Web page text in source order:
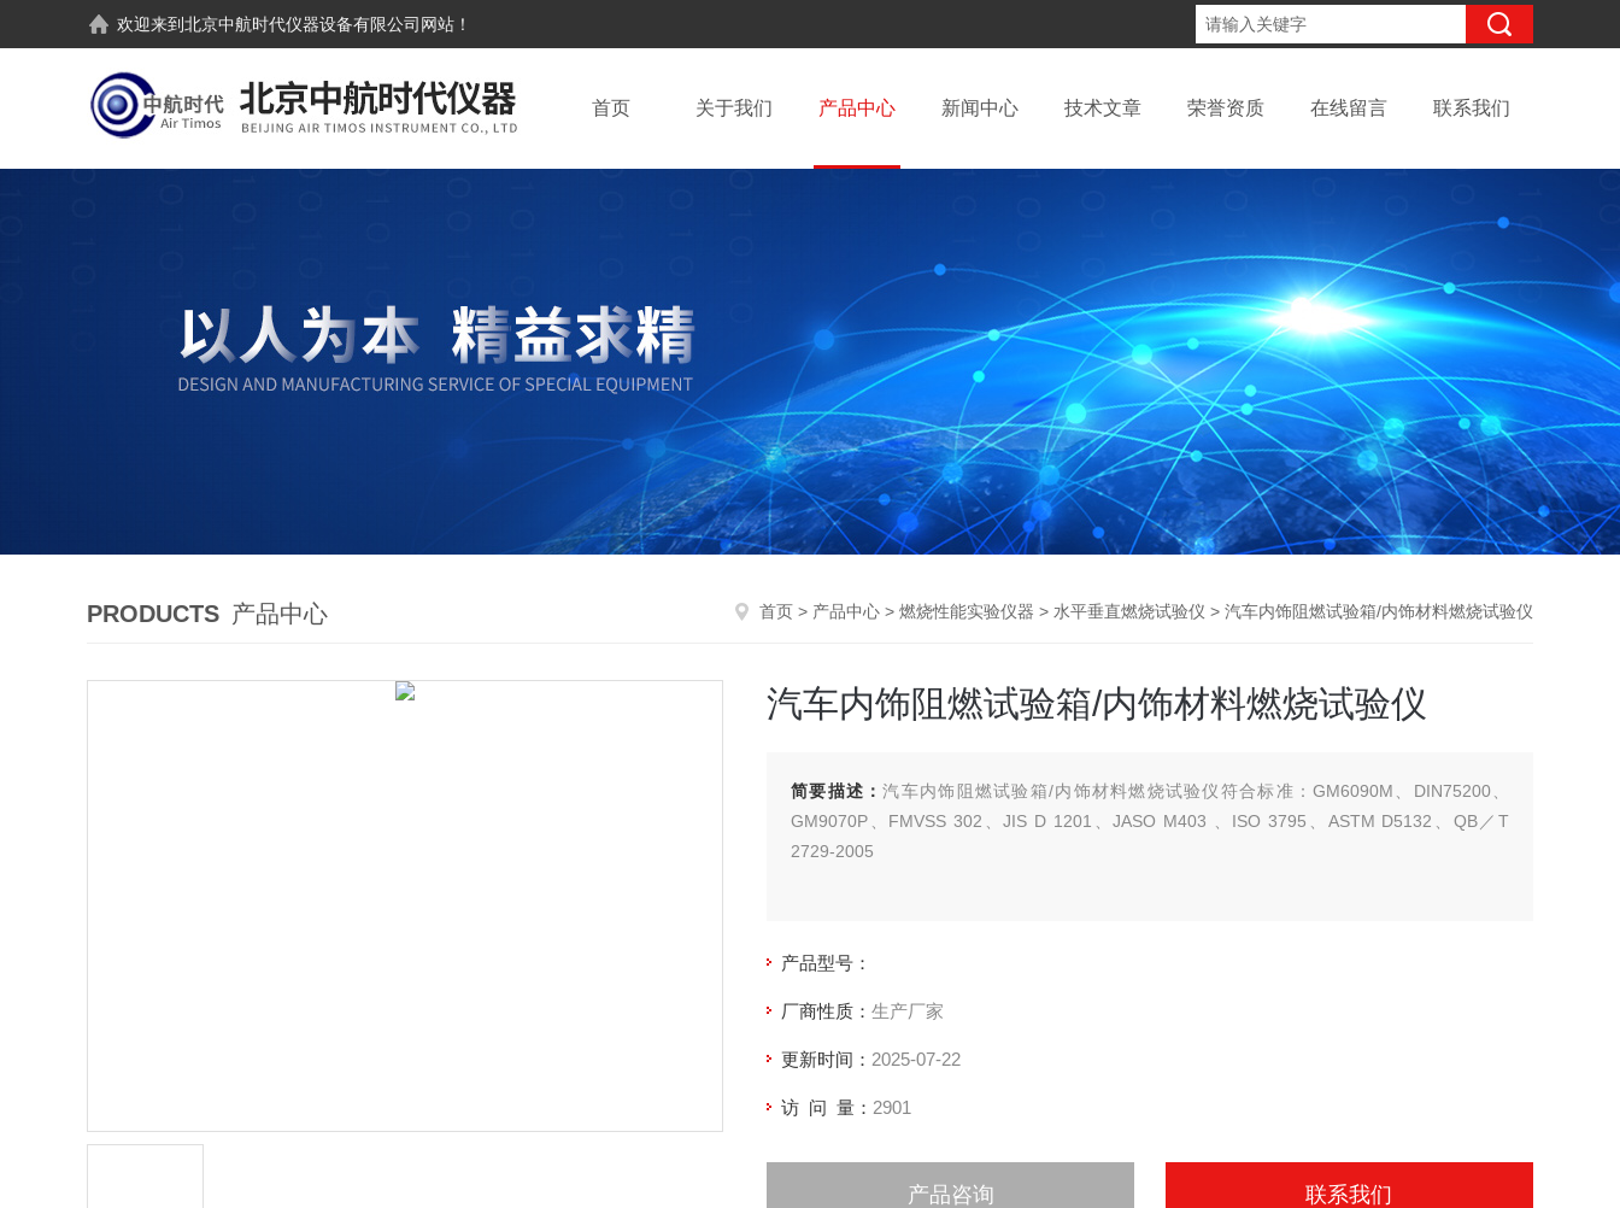
欢迎来到北京中航时代仪器设备有限公司 网站！
首页 关于我们 产品中心 新闻中心 技术文章 荣誉资质 在线留言 联系我们
PRODUCTS 产品中心 首页 > 产品中心 > 燃烧性能实验仪器 > 水平垂直燃烧试验仪 > 汽车内饰阻燃试验箱/内饰材料燃烧试验仪
汽车内饰阻燃试验箱/内饰材料燃烧试验仪
简要描述：汽车内饰阻燃试验箱/内饰材料燃烧试验仪符合标准：GM6090M、DIN75200、
GM9070P、FMVSS 302、JIS D 1201、JASO M403 、ISO 3795、ASTM D5132、QB／T
2729-2005
产品型号：
厂商性质： 生产厂家
更新时间： 2025-07-22
访 问 量： 2901
产品咨询 联系我们